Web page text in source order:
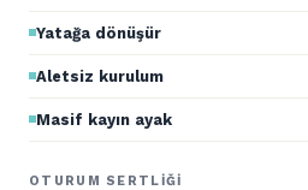
Yatağa dönüşür
Aletsiz kurulum
Masif kayın ayak
OTURUM SERTLIĞI